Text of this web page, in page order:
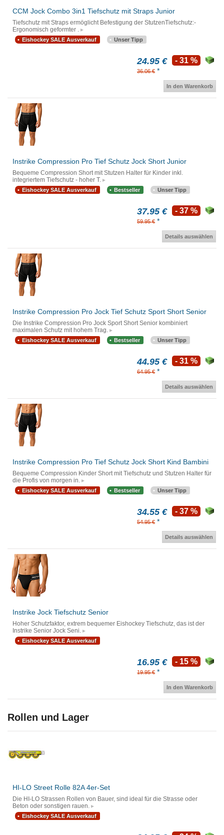
CCM Jock Combo 3in1 Tiefschutz mit Straps Junior
Tiefschutz mit Straps ermöglicht Befestigung der StutzenTiefschutz:-
Ergonomisch geformter .
Eishockey SALE Ausverkauf Unser Tipp
24.95 €
36.06 € *
- 31 %
In den Warenkorb
Instrike Compression Pro Tief Schutz Jock Short Junior
Bequeme Compression Short mit Stutzen Halter für Kinder inkl.
integriertem Tiefschutz - hoher T.
Eishockey SALE Ausverkauf Bestseller Unser Tipp
37.95 €
59.95 € *
- 37 %
Details auswählen
Instrike Compression Pro Jock Tief Schutz Sport Short Senior
Die Instrike Compression Pro Jock Sport Short Senior kombiniert
maximalen Schutz mit hohem Trag.
Eishockey SALE Ausverkauf Bestseller Unser Tipp
44.95 €
64.95 € *
- 31 %
Details auswählen
Instrike Compression Pro Tief Schutz Jock Short Kind Bambini
Bequeme Compression Kinder Short mit Tiefschutz und Stutzen Halter für
die Profis von morgen in.
Eishockey SALE Ausverkauf Bestseller Unser Tipp
34.55 €
54.95 € *
- 37 %
Details auswählen
Instrike Jock Tiefschutz Senior
Hoher Schutzfaktor, extrem bequemer Eishockey Tiefschutz, das ist der
Instrike Senior Jock Seni.
Eishockey SALE Ausverkauf
16.95 €
19.95 € *
- 15 %
In den Warenkorb
Rollen und Lager
HI-LO Street Rolle 82A 4er-Set
Die HI-LO Strassen Rollen von Bauer, sind ideal für die Strasse oder
Beton oder sonstigen rauen.
Eishockey SALE Ausverkauf